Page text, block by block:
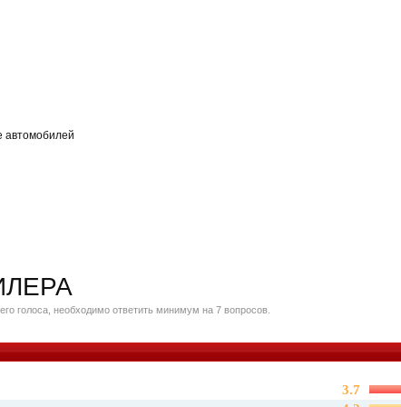
автомобилей
голоса, необходимо ответить минимум на 7 вопросов.
3.7